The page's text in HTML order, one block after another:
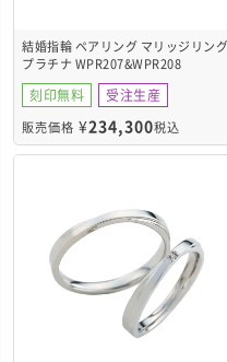
結婚指輪 ペアリング マリッジリング
プラチナ WPR207&WPR208
刻印無料 受注生産
販売価格 ¥234,300税込